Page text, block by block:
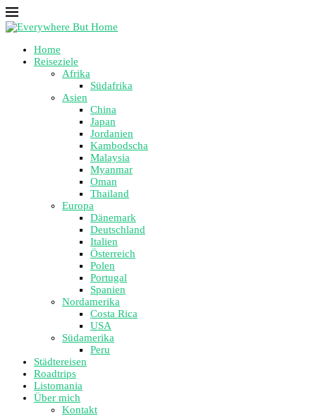
Home
Reiseziele
Afrika
Südafrika
Asien
China
Japan
Jordanien
Kambodscha
Malaysia
Myanmar
Oman
Thailand
Europa
Dänemark
Deutschland
Italien
Österreich
Polen
Portugal
Spanien
Nordamerika
Costa Rica
USA
Südamerika
Peru
Städtereisen
Roadtrips
Listomania
Über mich
Kontakt